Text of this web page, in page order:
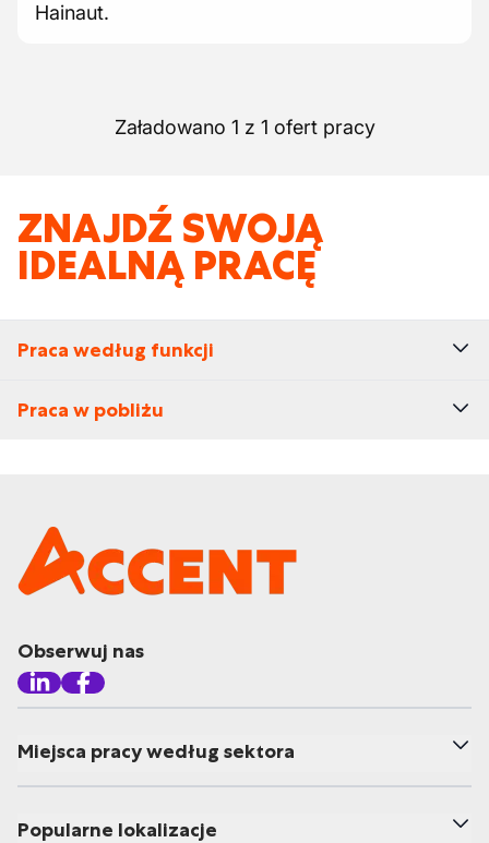
Hainaut.
Załadowano 1 z 1 ofert pracy
ZNAJDŹ SWOJĄ
IDEALNĄ PRACĘ
Praca według funkcji
Praca w pobliżu
Obserwuj nas
Miejsca pracy według sektora
Popularne lokalizacje